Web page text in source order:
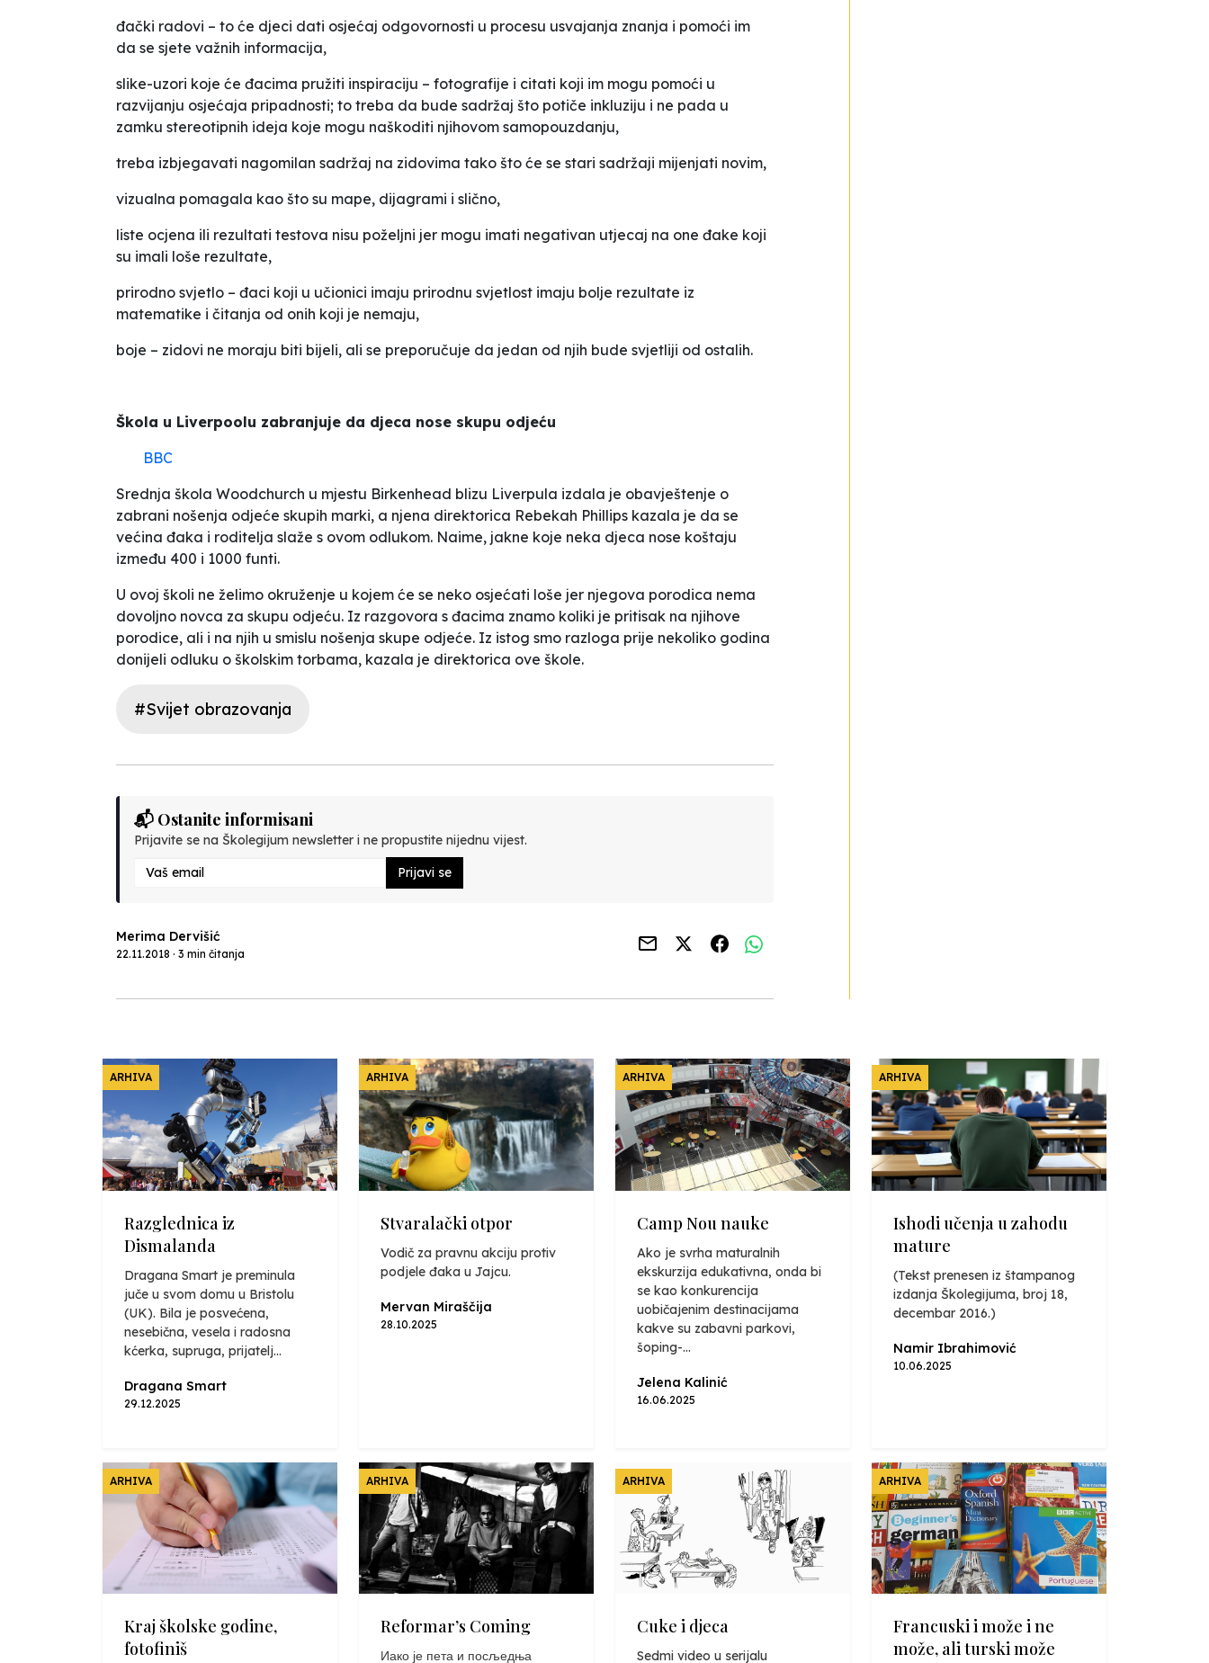
đački radovi – to će djeci dati osjećaj odgovornosti u procesu usvajanja znanja i pomoći im
da se sjete važnih informacija,
slike-uzori koje će đacima pružiti inspiraciju – fotografije i citati koji im mogu pomoći u
razvijanju osjećaja pripadnosti; to treba da bude sadržaj što potiče inkluziju i ne pada u
zamku stereotipnih ideja koje mogu naškoditi njihovom samopouzdanju,
treba izbjegavati nagomilan sadržaj na zidovima tako što će se stari sadržaji mijenjati novim,
vizualna pomagala kao što su mape, dijagrami i slično,
liste ocjena ili rezultati testova nisu poželjni jer mogu imati negativan utjecaj na one đake koji
su imali loše rezultate,
prirodno svjetlo – đaci koji u učionici imaju prirodnu svjetlost imaju bolje rezultate iz
matematike i čitanja od onih koji je nemaju,
boje – zidovi ne moraju biti bijeli, ali se preporučuje da jedan od njih bude svjetliji od ostalih.
Škola u Liverpoolu zabranjuje da djeca nose skupu odjeću
BBC
Srednja škola Woodchurch u mjestu Birkenhead blizu Liverpula izdala je obavještenje o
zabrani nošenja odjeće skupih marki, a njena direktorica Rebekah Phillips kazala je da se
većina đaka i roditelja slaže s ovom odlukom. Naime, jakne koje neka djeca nose koštaju
između 400 i 1000 funti.
U ovoj školi ne želimo okruženje u kojem će se neko osjećati loše jer njegova porodica nema
dovoljno novca za skupu odjeću. Iz razgovora s đacima znamo koliki je pritisak na njihove
porodice, ali i na njih u smislu nošenja skupe odjeće. Iz istog smo razloga prije nekoliko godina
donijeli odluku o školskim torbama, kazala je direktorica ove škole.
#Svijet obrazovanja
📬 Ostanite informisani
Prijavite se na Školegijum newsletter i ne propustite nijednu vijest.
Prijavi se
Merima Dervišić
22.11.2018 · 3 min čitanja
ARHIVA
Razglednica iz
Dismalanda
Dragana Smart je preminula
juče u svom domu u Bristolu
(UK). Bila je posvećena,
nesebična, vesela i radosna
kćerka, supruga, prijatelj...
Dragana Smart
29.12.2025
ARHIVA
Stvaralački otpor
Vodič za pravnu akciju protiv
podjele đaka u Jajcu.
Mervan Miraščija
28.10.2025
ARHIVA
Camp Nou nauke
Ako je svrha maturalnih
ekskurzija edukativna, onda bi
se kao konkurencija
uobičajenim destinacijama
kakve su zabavni parkovi,
šoping-...
Jelena Kalinić
16.06.2025
ARHIVA
Ishodi učenja u zahodu
mature
(Tekst prenesen iz štampanog
izdanja Školegijuma, broj 18,
decembar 2016.)
Namir Ibrahimović
10.06.2025
ARHIVA
Kraj školske godine,
fotofiniš
ARHIVA
Reformar’s Coming
Иако је пета и посљедња
ARHIVA
Cuke i djeca
Sedmi video u serijalu
ARHIVA
Francuski i može i ne
može, ali turski može